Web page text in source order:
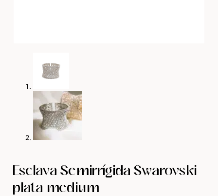
Esclava Semirrígida Swarovski
plata medium